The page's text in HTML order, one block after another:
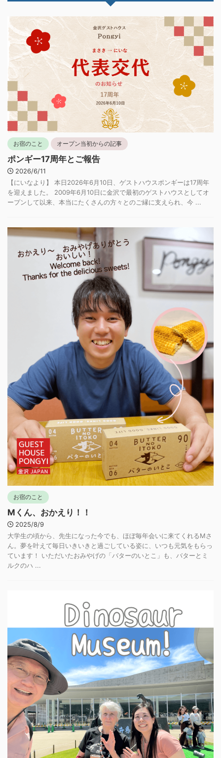
お宿のこと オープン当初からの記事
ポンギー17周年とご報告
2026/6/11
【にいなより】 本日2026年6月10日、ゲストハウスポンギーは17周年
を迎えました。 2009年6月10日に金沢で最初のゲストハウスとしてオ
ープンして以来、本当にたくさんの方々とのご縁に支えられ、今 ...
お宿のこと
Mくん、おかえり！！
2025/8/9
大学生の頃から、先生になった今でも、ほぼ毎年会いに来てくれるMさ
ん。夢を叶えて毎日いきいきと過ごしている姿に、いつも元気をもらっ
ています！ いただいたおみやげの「バターのいとこ」も、バターとミ
ルクのハ ...